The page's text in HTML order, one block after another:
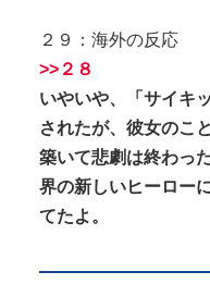
２９：海外の反応
>>２８
いやいや、「サイキ
されたが、彼女のこ
築いて悲劇は終わっ
界の新しいヒーロー
てたよ。